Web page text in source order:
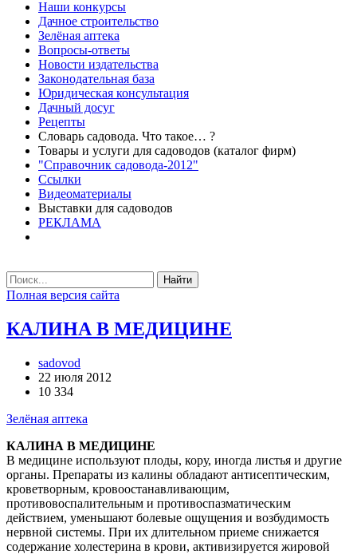
Наши конкурсы
Дачное строительство
Зелёная аптека
Вопросы-ответы
Новости издательства
Законодательная база
Юридическая консультация
Дачный досуг
Рецепты
Словарь садовода. Что такое… ?
Товары и услуги для садоводов (каталог фирм)
"Справочник садовода-2012"
Ссылки
Видеоматериалы
Выставки для садоводов
РЕКЛАМА
Найти
Полная версия сайта
КАЛИНА В МЕДИЦИНЕ
sadovod
22 июля 2012
10 334
Зелёная аптека
КАЛИНА В МЕДИЦИНЕ
В медицине используют плоды, кору, иногда листья и другие
органы. Препараты из калины обладают антисептическим,
кроветворным, кровоостанавливающим,
противовоспалительным и противоспазматическим
действием, уменьшают болевые ощущения и возбудимость
нервной системы. При их длительном приеме снижается
содержание холестерина в крови, активизируется жировой